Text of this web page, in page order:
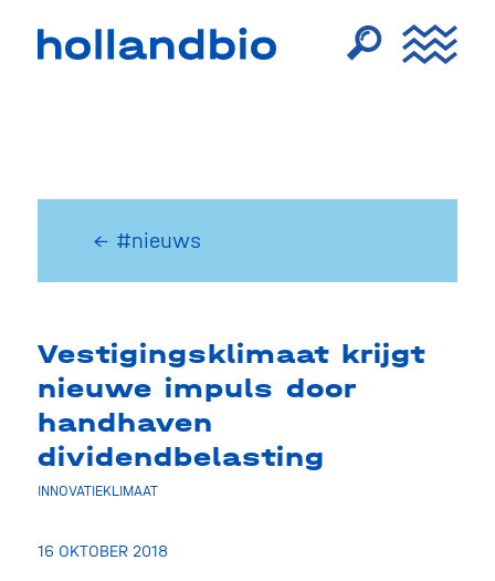
← #nieuws
Vestigingsklimaat krijgt
nieuwe impuls door
handhaven
dividendbelasting
INNOVATIEKLIMAAT
16 OKTOBER 2018